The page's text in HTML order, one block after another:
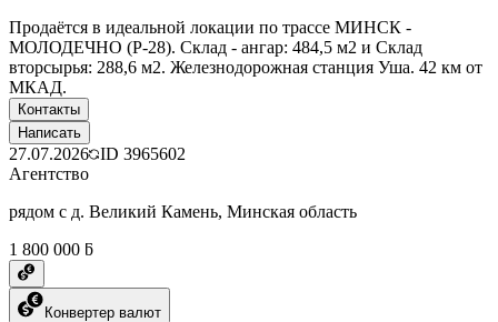
Продаётся в идеальной локации по трассе МИНСК -
МОЛОДЕЧНО (Р-28). Склад - ангар: 484,5 м2 и Склад
вторсырья: 288,6 м2. Железнодорожная станция Уша. 42 км от
МКАД.
Контакты
Написать
27.07.2026 ID 3965602
Агентство
рядом с д. Великий Камень, Минская область
1 800 000 ƃ
Конвертер валют